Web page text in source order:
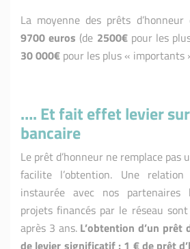
La moyenne des prêts
9700 euros (de 2500€pour les
30 000€ pour les plus « importants
…. Et fait effet levier
bancaire
Le prêt d’honneur ne remplace pas
facilite l’obtention. Une relation
instaurée avec nos partenaires
projets financés par le réseau
après 3 ans. L’obtention d’un prêt
de levier significatif : 1 € de prêt